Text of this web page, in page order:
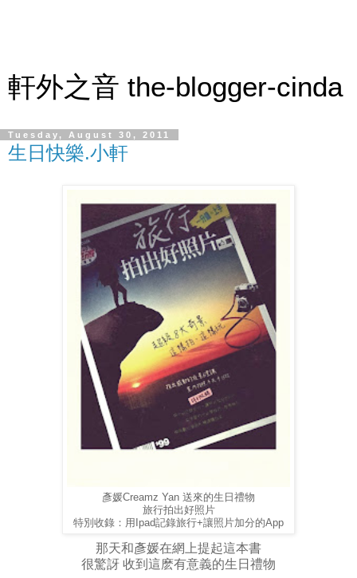
軒外之音 the-blogger-cinda
Tuesday, August 30, 2011
生日快樂.小軒
彥媛Creamz Yan 送來的生日禮物
旅行拍出好照片
特別收錄：用Ipad記錄旅行+讓照片加分的App
那天和彥媛在網上提起這本書
很驚訝 收到這麽有意義的生日禮物